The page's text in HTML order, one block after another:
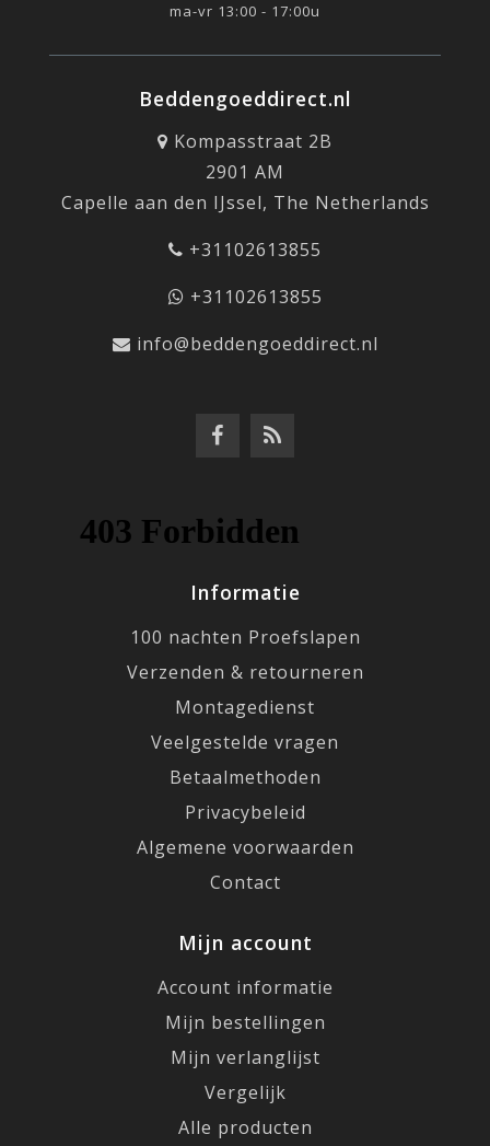
ma-vr 13:00 - 17:00u
Beddengoeddirect.nl
Kompasstraat 2B
2901 AM
Capelle aan den IJssel, The Netherlands
+31102613855
+31102613855
info@beddengoeddirect.nl
Informatie
100 nachten Proefslapen
Verzenden & retourneren
Montagedienst
Veelgestelde vragen
Betaalmethoden
Privacybeleid
Algemene voorwaarden
Contact
Mijn account
Account informatie
Mijn bestellingen
Mijn verlanglijst
Vergelijk
Alle producten